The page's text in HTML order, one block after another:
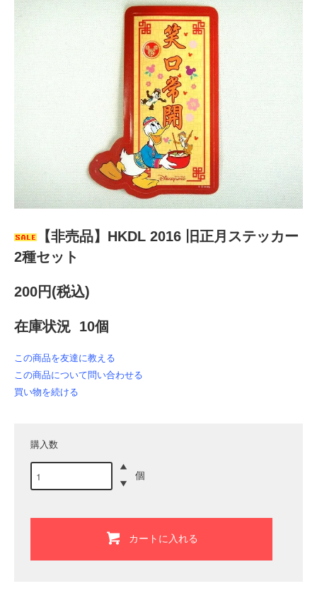
【非売品】HKDL 2016 旧正月ステッカー
2種セット
200円(税込)
在庫状況 10個
この商品を友達に教える
この商品について問い合わせる
買い物を続ける
購入数
個
カートに入れる